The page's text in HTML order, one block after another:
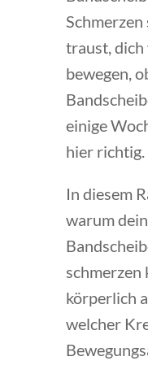
traust, dich
bewegen,
einige
hier richtig.
In diesem
warum
schmerzen
körperlich
welcher